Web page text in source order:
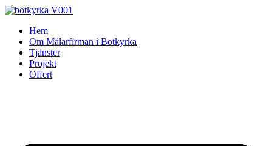
Skip
contentHem
Om Målarfirman i Botkyrka
Tjänster
Projekt
Offert